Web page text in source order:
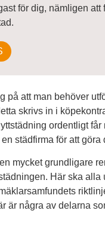
för dig, nämligen att
på att man behöver
skrivs in i
ordentligt får
städfirma för att göra
mycket grundligare
Här ska alla
är några av delarna